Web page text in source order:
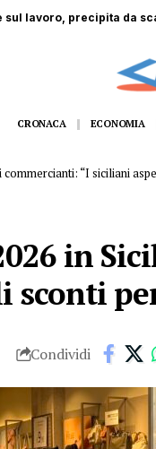
sul lavoro, precipita da
CRONACA ECONOMIA
commercianti: “I siciliani
in
sconti
Condividi